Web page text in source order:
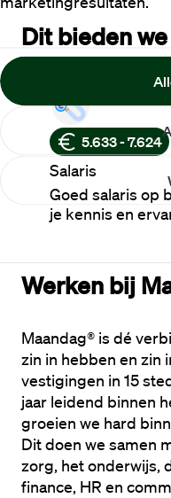
Dit bieden
5.633 - 7.624
Salaris
Goed salaris op
je kennis en
Werken bij
Maandag® is dé
zin in hebben en zin
vestigingen in 15
jaar leidend binnen
groeien we hard
Dit doen we samen
zorg, het onderwijs,
finance, HR en